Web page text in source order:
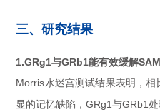
三、研究结果
1.GRg1与GRb1能有效缓解
Morris水迷宫测试结果表明，
显的记忆缺陷，GRg1与GRb1处